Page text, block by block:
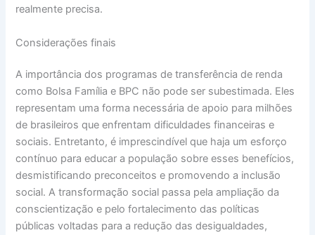
realmente precisa.
Considerações finais
A importância dos programas de transferência de renda
como Bolsa Família e BPC não pode ser subestimada. Eles
representam uma forma necessária de apoio para milhões
de brasileiros que enfrentam dificuldades financeiras e
sociais. Entretanto, é imprescindível que haja um esforço
contínuo para educar a população sobre esses benefícios,
desmistificando preconceitos e promovendo a inclusão
social. A transformação social passa pela ampliação da
conscientização e pelo fortalecimento das políticas
públicas voltadas para a redução das desigualdades,